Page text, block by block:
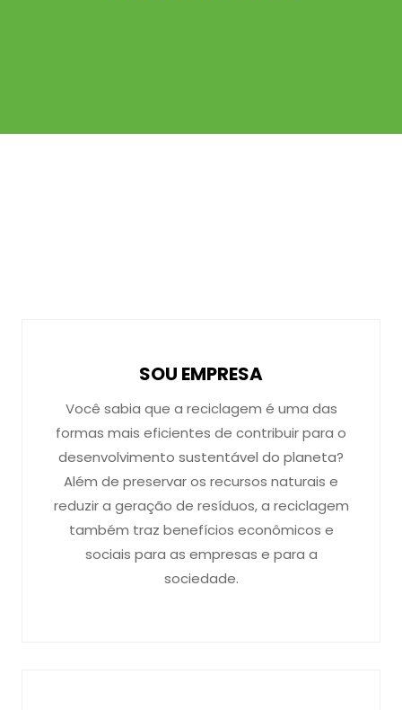
SOU EMPRESA
Você sabia que a reciclagem é uma das
formas mais eficientes de contribuir para o
desenvolvimento sustentável do planeta?
Além de preservar os recursos naturais e
reduzir a geração de resíduos, a reciclagem
também traz benefícios econômicos e
sociais para as empresas e para a
sociedade.